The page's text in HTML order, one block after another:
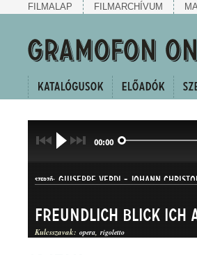
FILMALAP FILMARCHÍVUM
00:00
SZERZŐ: GIUSEPPE VERDI - JOHANN
Freundlich blick ich
Kulcsszavak: opera rigoletto